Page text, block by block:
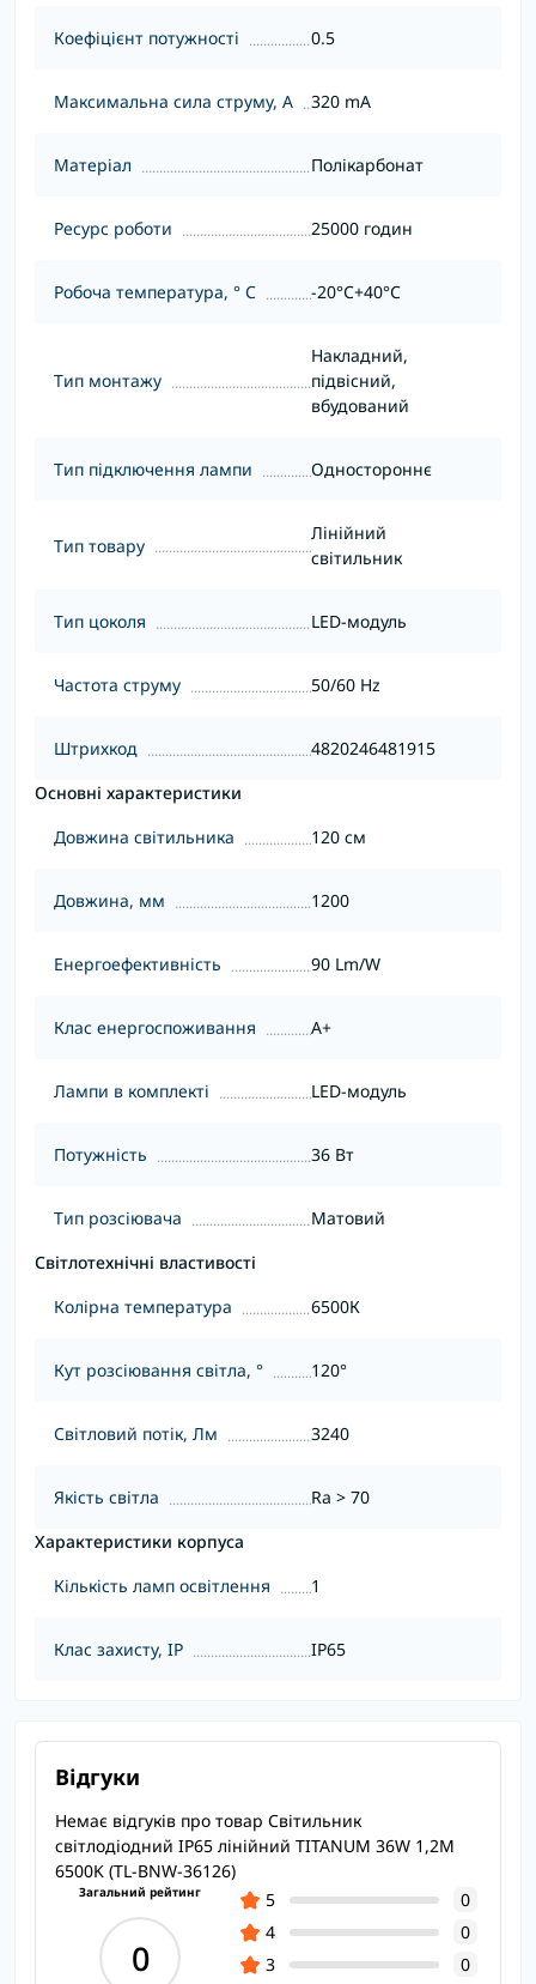
Коефіцієнт потужності 0.5
Максимальна сила струму, А 320 mA
Матеріал Полікарбонат
Ресурс роботи 25000 годин
Робоча температура, ° С -20°C+40°C
Тип монтажу
Накладний,
підвісний,
вбудований
Тип підключення лампи Одностороннє
Тип товару
Лінійний
світильник
Тип цоколя LED-модуль
Частота струму 50/60 Hz
Штрихкод
4820246481915
Основні характеристики
Довжина світильника
120 см
Довжина, мм 1200
Енергоефективність 90 Lm/W
Клас енергоспоживання A+
Лампи в комплекті LED-модуль
Потужність 36 Вт
Тип розсіювача
Матовий
Світлотехнічні властивості
Колірна температура
6500К
Кут розсіювання світла, ° 120°
Світловий потік, Лм 3240
Якість світла
Ra > 70
Характеристики корпуса
Кількість ламп освітлення
1
Клас захисту, IP IP65
Відгуки
Немає відгуків про товар Світильник
світлодіодний IP65 лінійний TITANUM 36W 1,2М
6500K (TL-BNW-36126)
Загальний рейтинг
0
5
0
4
0
3
0